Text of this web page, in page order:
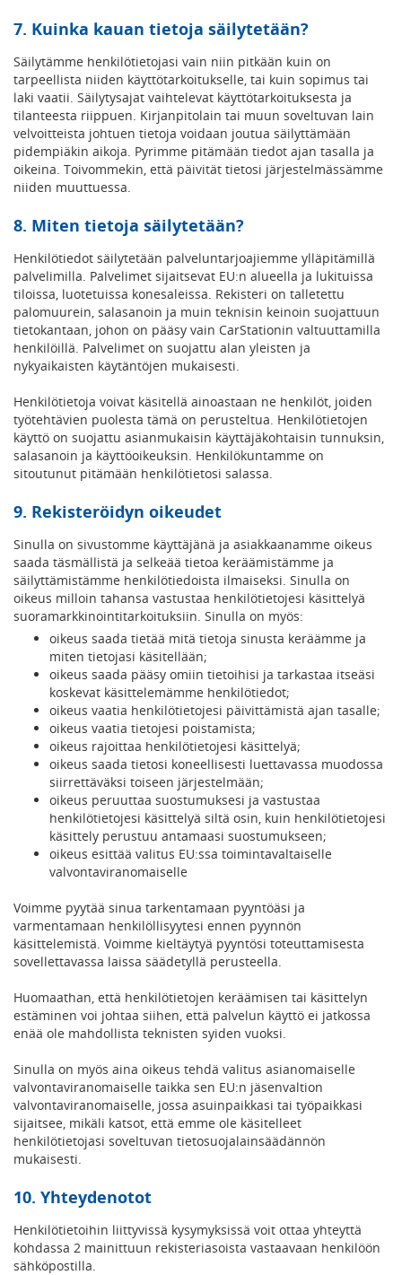
7. Kuinka kauan tietoja säilytetään?
Säilytämme henkilötietojasi vain niin pitkään kuin on
tarpeellista niiden käyttötarkoitukselle, tai kuin sopimus tai
laki vaatii. Säilytysajat vaihtelevat käyttötarkoituksesta ja
tilanteesta riippuen. Kirjanpitolain tai muun soveltuvan lain
velvoitteista johtuen tietoja voidaan joutua säilyttämään
pidempiäkin aikoja. Pyrimme pitämään tiedot ajan tasalla ja
oikeina. Toivommekin, että päivität tietosi järjestelmässämme
niiden muuttuessa.
8. Miten tietoja säilytetään?
Henkilötiedot säilytetään palveluntarjoajiemme ylläpitämillä
palvelimilla. Palvelimet sijaitsevat EU:n alueella ja lukituissa
tiloissa, luotetuissa konesaleissa. Rekisteri on talletettu
palomuurein, salasanoin ja muin teknisin keinoin suojattuun
tietokantaan, johon on pääsy vain CarStationin valtuuttamilla
henkilöillä. Palvelimet on suojattu alan yleisten ja
nykyaikaisten käytäntöjen mukaisesti.
Henkilötietoja voivat käsitellä ainoastaan ne henkilöt, joiden
työtehtävien puolesta tämä on perusteltua. Henkilötietojen
käyttö on suojattu asianmukaisin käyttäjäkohtaisin tunnuksin,
salasanoin ja käyttöoikeuksin. Henkilökuntamme on
sitoutunut pitämään henkilötietosi salassa.
9. Rekisteröidyn oikeudet
Sinulla on sivustomme käyttäjänä ja asiakkaanamme oikeus
saada täsmällistä ja selkeää tietoa keräämistämme ja
säilyttämistämme henkilötiedoista ilmaiseksi. Sinulla on
oikeus milloin tahansa vastustaa henkilötietojesi käsittelyä
suoramarkkinointitarkoituksiin. Sinulla on myös:
oikeus saada tietää mitä tietoja sinusta keräämme ja
miten tietojasi käsitellään;
oikeus saada pääsy omiin tietoihisi ja tarkastaa itseäsi
koskevat käsittelemämme henkilötiedot;
oikeus vaatia henkilötietojesi päivittämistä ajan tasalle;
oikeus vaatia tietojesi poistamista;
oikeus rajoittaa henkilötietojesi käsittelyä;
oikeus saada tietosi koneellisesti luettavassa muodossa
siirrettäväksi toiseen järjestelmään;
oikeus peruuttaa suostumuksesi ja vastustaa
henkilötietojesi käsittelyä siltä osin, kuin henkilötietojesi
käsittely perustuu antamaasi suostumukseen;
oikeus esittää valitus EU:ssa toimintavaltaiselle
valvontaviranomaiselle
Voimme pyytää sinua tarkentamaan pyyntöäsi ja
varmentamaan henkilöllisyytesi ennen pyynnön
käsittelemistä. Voimme kieltäytyä pyyntösi toteuttamisesta
sovellettavassa laissa säädetyllä perusteella.
Huomaathan, että henkilötietojen keräämisen tai käsittelyn
estäminen voi johtaa siihen, että palvelun käyttö ei jatkossa
enää ole mahdollista teknisten syiden vuoksi.
Sinulla on myös aina oikeus tehdä valitus asianomaiselle
valvontaviranomaiselle taikka sen EU:n jäsenvaltion
valvontaviranomaiselle, jossa asuinpaikkasi tai työpaikkasi
sijaitsee, mikäli katsot, että emme ole käsitelleet
henkilötietojasi soveltuvan tietosuojalainsäädännön
mukaisesti.
10. Yhteydenotot
Henkilötietoihin liittyvissä kysymyksissä voit ottaa yhteyttä
kohdassa 2 mainittuun rekisteriasoista vastaavaan henkilöön
sähköpostilla.